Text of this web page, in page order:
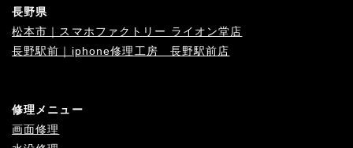
長野県
松本市｜スマホファクトリー ライオン堂店
長野駅前｜iphone修理工房 長野駅前店
修理メニュー
画面修理